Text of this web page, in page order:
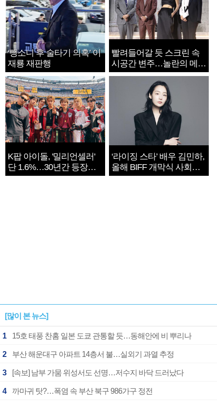
‘뺑소니 후 술타기 의혹’ 이
재룡 재판행
빨려들어갈 듯 스크린 속
시공간 변주…놀란의 메시
지는 ‘전쟁 속죄’
K팝 아이돌, '밀리언셀러'
단 1.6%…30년간 등장
1182개팀 전수조사
‘라이징 스타’ 배우 김민하,
올해 BIFF 개막식 사회자
확정
[많이 본 뉴스]
1 15호 태풍 찬홈 일본 도쿄 관통할 듯…동해안에 비 뿌리나
2 부산 해운대구 아파트 14층서 불…실외기 과열 추정
3 [속보] 남부 가뭄 위성서도 선명…저수지 바닥 드러났다
4 까마귀 탓?…폭염 속 부산 북구 986가구 정전